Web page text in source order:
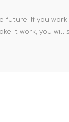
If you
it work, you will